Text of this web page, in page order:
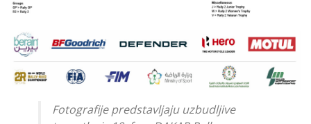
Fotografije predstavljaju uzbudljive